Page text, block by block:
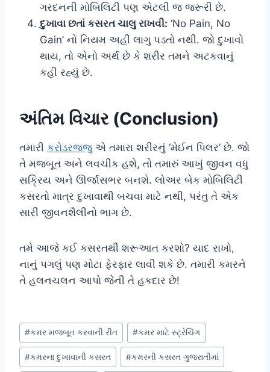
ગરદનની મોબિલિટી પણ એટલી જ જરૂરી છે.
દુખાવા છતાં કસરત ચાલુ રાખવી: ‘No Pain, No
Gain’ નો નિયમ અહીં લાગુ પડતો નથી. જો દુખાવો
થાય, તો એનો અર્થ છે કે શરીર તમને અટકવાનું
કહી રહ્યું છે.
અંતિમ વિચાર (Conclusion)
તમારી કરોડરજ્જુ એ તમારા શરીરનું ‘મેઈન પિલર’ છે. જો
તે મજબૂત અને લવચીક હશે, તો તમારું આખું જીવન વધુ
સક્રિય અને ઊર્જાસભર બનશે. લોઅર બેક મોબિલિટી
કસરતો માત્ર દુખાવાથી બચવા માટે નથી, પરંતુ તે એક
સારી જીવનશૈલીનો ભાગ છે.
તમે આજે કઈ કસરતથી શરૂઆત કરશો? યાદ રાખો,
નાનું પગલું પણ મોટા ફેરફાર લાવી શકે છે. તમારી કમરને
તે હલનચલન આપો જેની તે હકદાર છે!
Post
Tags:
#કમર મજબૂત કરવાની રીત #કમર માટે સ્ટ્રેચિંગ
#કમરના દુખાવાની કસરત #કમરની કસરત ગુજરાતીમાં